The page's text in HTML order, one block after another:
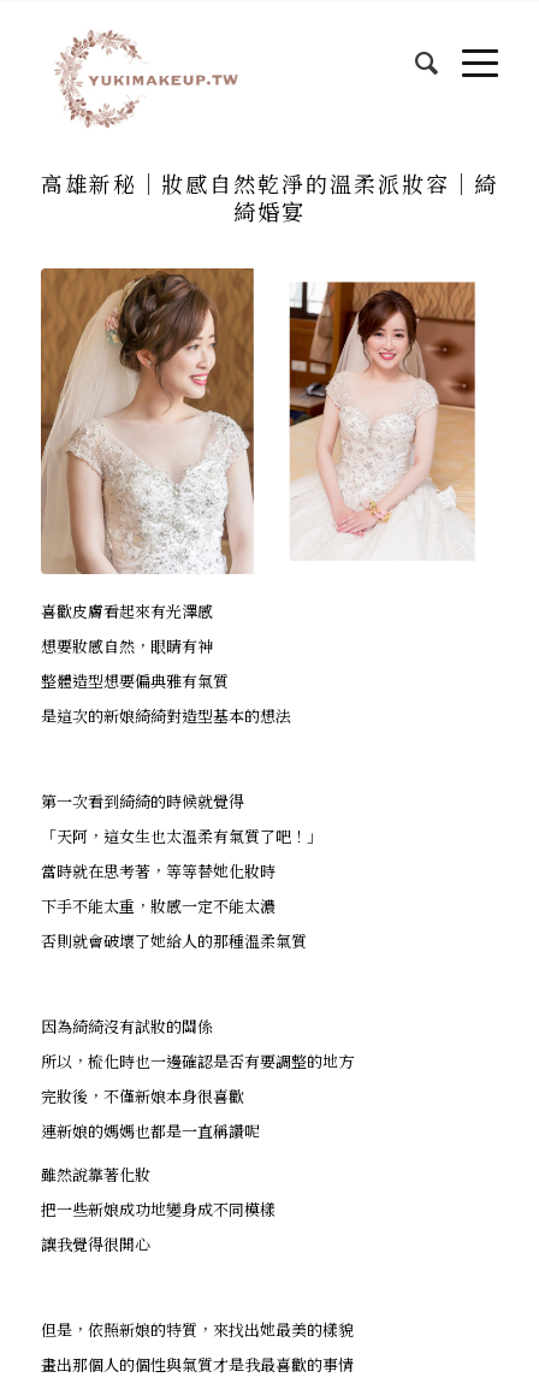
高雄新秘｜妝感自然乾淨的溫柔派妝容｜綺
綺婚宴
喜歡皮膚看起來有光澤感
想要妝感自然，眼睛有神
整體造型想要偏典雅有氣質
是這次的新娘綺綺對造型基本的想法
第一次看到綺綺的時候就覺得
「天阿，這女生也太溫柔有氣質了吧！」
當時就在思考著，等等替她化妝時
下手不能太重，妝感一定不能太濃
否則就會破壞了她給人的那種溫柔氣質
因為綺綺沒有試妝的關係
所以，梳化時也一邊確認是否有要調整的地方
完妝後，不僅新娘本身很喜歡
連新娘的媽媽也都是一直稱讚呢
雖然說靠著化妝
把一些新娘成功地變身成不同模樣
讓我覺得很開心
但是，依照新娘的特質，來找出她最美的樣貌
畫出那個人的個性與氣質才是我最喜歡的事情